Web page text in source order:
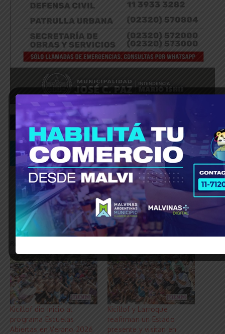
Kicillof dio inicio al
programa Escuelas
Abiertas en Verano 2026
Kicillof y Larroque
reafirman un Estado
presente y visitan en